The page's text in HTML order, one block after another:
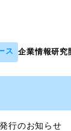
ス 企業情報研究
行のお知らせ